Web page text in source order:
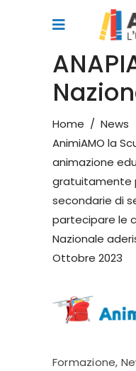
Home / News
AnimiAMO la
animazione
gratuitamente
secondarie di
partecipare le
Nazionale
Ottobre 2023
Formazione,